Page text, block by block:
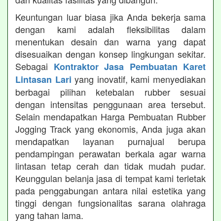
Keuntungan luar biasa jika Anda bekerja sama
dengan kami adalah fleksibilitas dalam
menentukan desain dan warna yang dapat
disesuaikan dengan konsep lingkungan sekitar.
Sebagai Kontraktor Jasa Pembuatan Karet
Lintasan Lari yang inovatif, kami menyediakan
berbagai pilihan ketebalan rubber sesuai
dengan intensitas penggunaan area tersebut.
Selain mendapatkan Harga Pembuatan Rubber
Jogging Track yang ekonomis, Anda juga akan
mendapatkan layanan purnajual berupa
pendampingan perawatan berkala agar warna
lintasan tetap cerah dan tidak mudah pudar.
Keunggulan belanja jasa di tempat kami terletak
pada penggabungan antara nilai estetika yang
tinggi dengan fungsionalitas sarana olahraga
yang tahan lama.